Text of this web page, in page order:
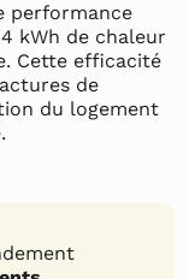
performance
kWh de chaleur
Cette efficacité
de
du logement